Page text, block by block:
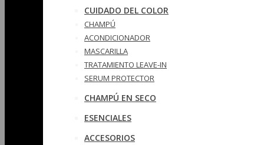
CUIDADO DEL COLOR
CHAMPÚ
ACONDICIONADOR
MASCARILLA
TRATAMIENTO LEAVE-IN
SERUM PROTECTOR
CHAMPÚ EN SECO
ESENCIALES
ACCESORIOS